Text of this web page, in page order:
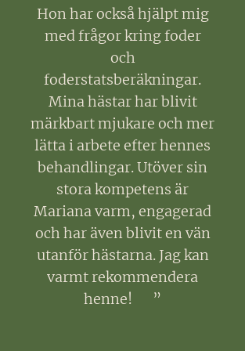
Hon har också hjälpt mig
med frågor kring foder
och
foderstatsberäkningar.
Mina hästar har blivit
märkbart mjukare och mer
lätta i arbete efter hennes
behandlingar. Utöver sin
stora kompetens är
Mariana varm, engagerad
och har även blivit en vän
utanför hästarna. Jag kan
varmt rekommendera
henne! ❤️”